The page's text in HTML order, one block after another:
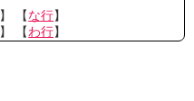
】 【な行】
】 【わ行】